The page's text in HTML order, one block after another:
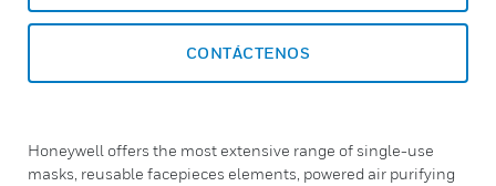
CONTÁCTENOS
Honeywell offers the most extensive range of single-use
masks, reusable facepieces elements, powered air purifying